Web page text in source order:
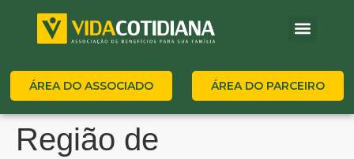
ÁREA DO ASSOCIADO ÁREA DO PARCEIRO
Região de